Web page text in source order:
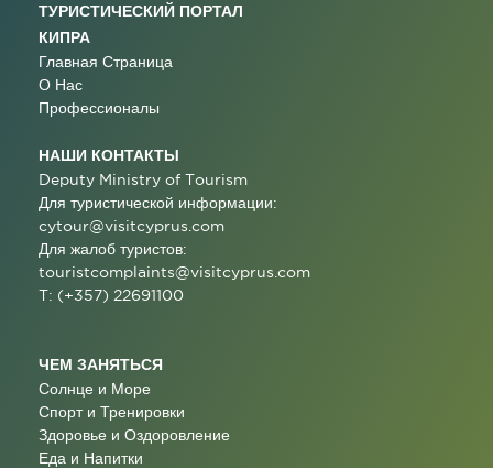
ТУРИСТИЧЕСКИЙ ПОРТАЛ
КИПРА
Главная Страница
О Нас
Профессионалы
НАШИ КОНТАКТЫ
Deputy Ministry of Tourism
Для туристической информации:
cytour@visitcyprus.com
Для жалоб туристов:
touristcomplaints@visitcyprus.com
T: (+357) 22691100
ЧЕМ ЗАНЯТЬСЯ
Солнце и Море
Спорт и Тренировки
Здоровье и Оздоровление
Еда и Напитки